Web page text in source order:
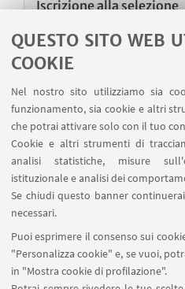
QUESTO SITO WEB
COOKIE
Nel nostro sito utilizziamo sia
funzionamento, sia cookie e altri
che potrai attivare solo con il tuo
Cookie e altri strumenti di
analisi statistiche, misure
istituzionale e analisi dei
Se chiudi questo banner
necessari.
Puoi esprimere il consenso sui
"Personalizza cookie" e, se vuoi,
in "Mostra cookie di profilazione".
Iscrizione alla selezione
Evento online
L’iscrizione alla selezione
online entro le ore 13.00
2022 collegandosi al sito
www.unibo.it/Portale/
18DICEMBRE2018-18
Graduatoria
Online inserendo il nome
ottenuti al momento